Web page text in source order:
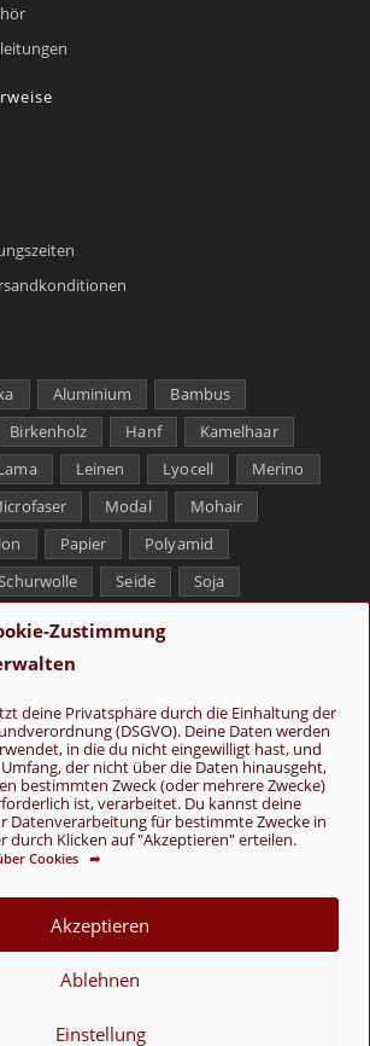
Zustimmung
deine Privatsphäre durch die Einhaltung der
(DSGVO). Deine Daten werden
in die du nicht eingewilligt hast, und
der nicht über die Daten hinausgeht,
bestimmten Zweck (oder mehrere Zwecke)
ist, verarbeitet. Du kannst deine
Datenverarbeitung für bestimmte Zwecke in
durch Klicken auf "Akzeptieren" erteilen.
Cookies ➦
Akzeptieren
Ablehnen
Einstellung
Aluminium
Bambus
Birkenholz Hanf
Kamelhaar
Leinen Lyocell
Merino
Modal
Mohair
Papier
Polyamid
Seide
Soja
Tencel
2026 - Wolle & Schönes
VERTRAG WIDERRUFEN